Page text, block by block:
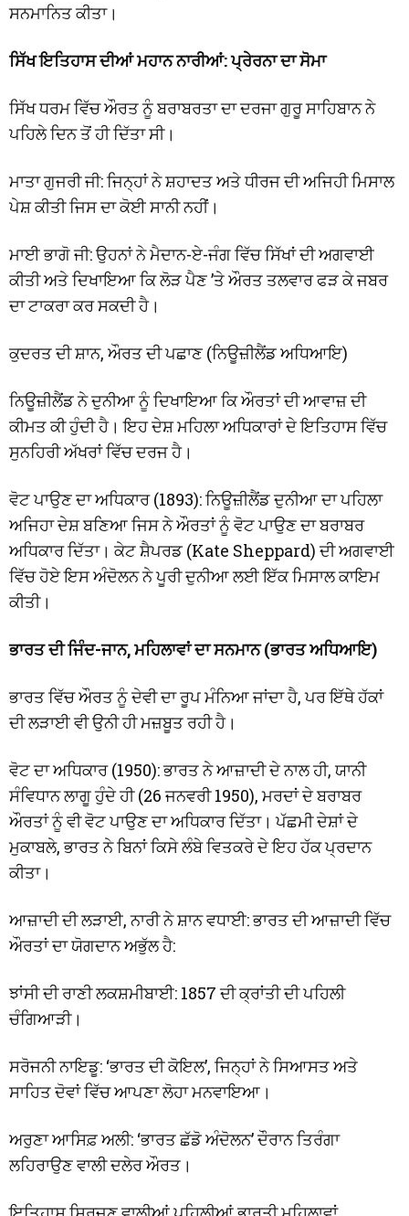
ਸਨਮਾਨਿਤ ਕੀਤਾ।
ਸਿੱਖ ਇਤਿਹਾਸ ਦੀਆਂ ਮਹਾਨ ਨਾਰੀਆਂ: ਪ੍ਰੇਰਨਾ ਦਾ ਸੋਮਾ
ਸਿੱਖ ਧਰਮ ਵਿੱਚ ਔਰਤ ਨੂੰ ਬਰਾਬਰਤਾ ਦਾ ਦਰਜਾ ਗੁਰੂ ਸਾਹਿਬਾਨ ਨੇ
ਪਹਿਲੇ ਦਿਨ ਤੋਂ ਹੀ ਦਿੱਤਾ ਸੀ।
ਮਾਤਾ ਗੁਜਰੀ ਜੀ: ਜਿਨ੍ਹਾਂ ਨੇ ਸ਼ਹਾਦਤ ਅਤੇ ਧੀਰਜ ਦੀ ਅਜਿਹੀ ਮਿਸਾਲ
ਪੇਸ਼ ਕੀਤੀ ਜਿਸ ਦਾ ਕੋਈ ਸਾਨੀ ਨਹੀਂ।
ਮਾਈ ਭਾਗੋ ਜੀ: ਉਹਨਾਂ ਨੇ ਮੈਦਾਨ-ਏ-ਜੰਗ ਵਿੱਚ ਸਿੱਖਾਂ ਦੀ ਅਗਵਾਈ
ਕੀਤੀ ਅਤੇ ਦਿਖਾਇਆ ਕਿ ਲੋੜ ਪੈਣ ’ਤੇ ਔਰਤ ਤਲਵਾਰ ਫੜ ਕੇ ਜਬਰ
ਦਾ ਟਾਕਰਾ ਕਰ ਸਕਦੀ ਹੈ।
ਕੁਦਰਤ ਦੀ ਸ਼ਾਨ, ਔਰਤ ਦੀ ਪਛਾਣ (ਨਿਊਜ਼ੀਲੈਂਡ ਅਧਿਆਇ)
ਨਿਊਜ਼ੀਲੈਂਡ ਨੇ ਦੁਨੀਆ ਨੂੰ ਦਿਖਾਇਆ ਕਿ ਔਰਤਾਂ ਦੀ ਆਵਾਜ਼ ਦੀ
ਕੀਮਤ ਕੀ ਹੁੰਦੀ ਹੈ। ਇਹ ਦੇਸ਼ ਮਹਿਲਾ ਅਧਿਕਾਰਾਂ ਦੇ ਇਤਿਹਾਸ ਵਿੱਚ
ਸੁਨਹਿਰੀ ਅੱਖਰਾਂ ਵਿੱਚ ਦਰਜ ਹੈ।
ਵੋਟ ਪਾਉਣ ਦਾ ਅਧਿਕਾਰ (1893): ਨਿਊਜ਼ੀਲੈਂਡ ਦੁਨੀਆ ਦਾ ਪਹਿਲਾ
ਅਜਿਹਾ ਦੇਸ਼ ਬਣਿਆ ਜਿਸ ਨੇ ਔਰਤਾਂ ਨੂੰ ਵੋਟ ਪਾਉਣ ਦਾ ਬਰਾਬਰ
ਅਧਿਕਾਰ ਦਿੱਤਾ। ਕੇਟ ਸ਼ੈਪਰਡ (Kate Sheppard) ਦੀ ਅਗਵਾਈ
ਵਿੱਚ ਹੋਏ ਇਸ ਅੰਦੋਲਨ ਨੇ ਪੂਰੀ ਦੁਨੀਆ ਲਈ ਇੱਕ ਮਿਸਾਲ ਕਾਇਮ
ਕੀਤੀ।
ਭਾਰਤ ਦੀ ਜਿੰਦ-ਜਾਨ, ਮਹਿਲਾਵਾਂ ਦਾ ਸਨਮਾਨ (ਭਾਰਤ ਅਧਿਆਇ)
ਭਾਰਤ ਵਿੱਚ ਔਰਤ ਨੂੰ ਦੇਵੀ ਦਾ ਰੂਪ ਮੰਨਿਆ ਜਾਂਦਾ ਹੈ, ਪਰ ਇੱਥੇ ਹੱਕਾਂ
ਦੀ ਲੜਾਈ ਵੀ ਉਨੀ ਹੀ ਮਜ਼ਬੂਤ ਰਹੀ ਹੈ।
ਵੋਟ ਦਾ ਅਧਿਕਾਰ (1950): ਭਾਰਤ ਨੇ ਆਜ਼ਾਦੀ ਦੇ ਨਾਲ ਹੀ, ਯਾਨੀ
ਸੰਵਿਧਾਨ ਲਾਗੂ ਹੁੰਦੇ ਹੀ (26 ਜਨਵਰੀ 1950), ਮਰਦਾਂ ਦੇ ਬਰਾਬਰ
ਔਰਤਾਂ ਨੂੰ ਵੀ ਵੋਟ ਪਾਉਣ ਦਾ ਅਧਿਕਾਰ ਦਿੱਤਾ। ਪੱਛਮੀ ਦੇਸ਼ਾਂ ਦੇ
ਮੁਕਾਬਲੇ, ਭਾਰਤ ਨੇ ਬਿਨਾਂ ਕਿਸੇ ਲੰਬੇ ਵਿਤਕਰੇ ਦੇ ਇਹ ਹੱਕ ਪ੍ਰਦਾਨ
ਕੀਤਾ।
ਆਜ਼ਾਦੀ ਦੀ ਲੜਾਈ, ਨਾਰੀ ਨੇ ਸ਼ਾਨ ਵਧਾਈ: ਭਾਰਤ ਦੀ ਆਜ਼ਾਦੀ ਵਿੱਚ
ਔਰਤਾਂ ਦਾ ਯੋਗਦਾਨ ਅਭੁੱਲ ਹੈ:
ਝਾਂਸੀ ਦੀ ਰਾਣੀ ਲਕਸ਼ਮੀਬਾਈ: 1857 ਦੀ ਕ੍ਰਾਂਤੀ ਦੀ ਪਹਿਲੀ
ਚੰਗਿਆੜੀ।
ਸਰੋਜਨੀ ਨਾਇਡੂ: ‘ਭਾਰਤ ਦੀ ਕੋਇਲ’, ਜਿਨ੍ਹਾਂ ਨੇ ਸਿਆਸਤ ਅਤੇ
ਸਾਹਿਤ ਦੋਵਾਂ ਵਿੱਚ ਆਪਣਾ ਲੋਹਾ ਮਨਵਾਇਆ।
ਅਰੁਣਾ ਆਸਿਫ਼ ਅਲੀ: ‘ਭਾਰਤ ਛੱਡੋ ਅੰਦੋਲਨ’ ਦੌਰਾਨ ਤਿਰੰਗਾ
ਲਹਿਰਾਉਣ ਵਾਲੀ ਦਲੇਰ ਔਰਤ।